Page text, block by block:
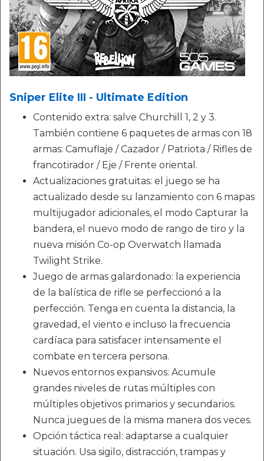
Sniper Elite III - Ultimate Edition
Contenido extra: salve Churchill 1, 2 y 3.
También contiene 6 paquetes de armas con 18
armas: Camuflaje / Cazador / Patriota / Rifles de
francotirador / Eje / Frente oriental.
Actualizaciones gratuitas: el juego se ha
actualizado desde su lanzamiento con 6 mapas
multijugador adicionales, el modo Capturar la
bandera, el nuevo modo de rango de tiro y la
nueva misión Co-op Overwatch llamada
Twilight Strike.
Juego de armas galardonado: la experiencia
de la balística de rifle se perfeccionó a la
perfección. Tenga en cuenta la distancia, la
gravedad, el viento e incluso la frecuencia
cardíaca para satisfacer intensamente el
combate en tercera persona.
Nuevos entornos expansivos: Acumule
grandes niveles de rutas múltiples con
múltiples objetivos primarios y secundarios.
Nunca juegues de la misma manera dos veces.
Opción táctica real: adaptarse a cualquier
situación. Usa sigilo, distracción, trampas y